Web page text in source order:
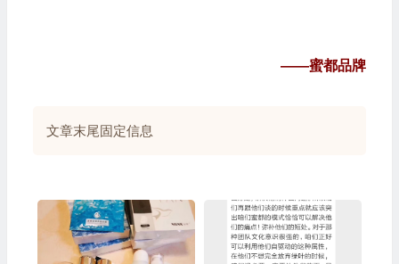
——蜜都品牌
文章末尾固定信息